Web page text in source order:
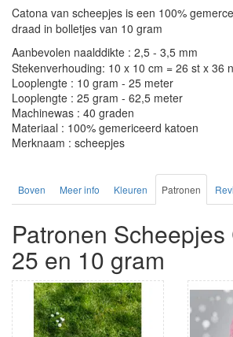
Catona van scheepjes is een 100%
draad in bolletjes van 10 gram
Aanbevolen naalddikte : 2,5 - 3,5 mm
Stekenverhouding: 10 x 10 cm = 26 st x 36
Looplengte : 10 gram - 25 meter
Looplengte : 25 gram - 62,5 meter
Machinewas : 40 graden
Materiaal : 100% gemericeerd katoen
Merknaam : scheepjes
Boven Meer info Kleuren Patronen
Patronen
25 en 10 gram